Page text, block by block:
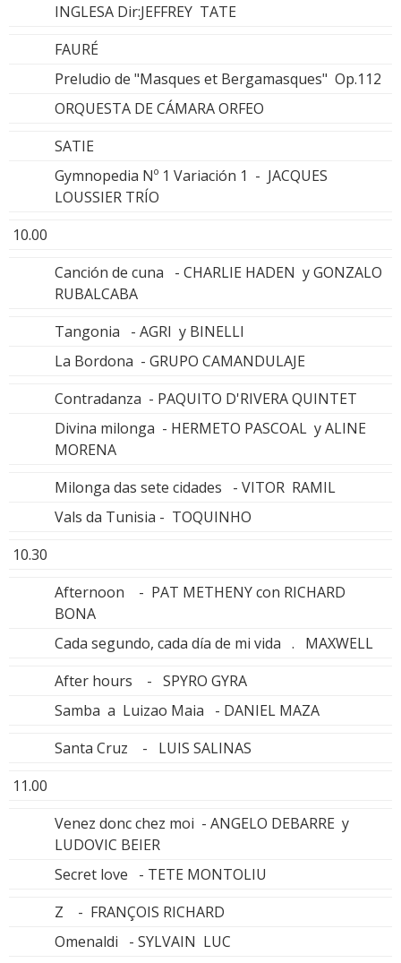
INGLESA Dir:JEFFREY TATE
FAURÉ
Preludio de "Masques et Bergamasques" Op.112
ORQUESTA DE CÁMARA ORFEO
SATIE
Gymnopedia Nº 1 Variación 1 - JACQUES
LOUSSIER TRÍO
10.00
Canción de cuna - CHARLIE HADEN y GONZALO
RUBALCABA
Tangonia - AGRI y BINELLI
La Bordona - GRUPO CAMANDULAJE
Contradanza - PAQUITO D'RIVERA QUINTET
Divina milonga - HERMETO PASCOAL y ALINE
MORENA
Milonga das sete cidades - VITOR RAMIL
Vals da Tunisia - TOQUINHO
10.30
Afternoon - PAT METHENY con RICHARD
BONA
Cada segundo, cada día de mi vida . MAXWELL
After hours - SPYRO GYRA
Samba a Luizao Maia - DANIEL MAZA
Santa Cruz - LUIS SALINAS
11.00
Venez donc chez moi - ANGELO DEBARRE y
LUDOVIC BEIER
Secret love - TETE MONTOLIU
Z - FRANÇOIS RICHARD
Omenaldi - SYLVAIN LUC